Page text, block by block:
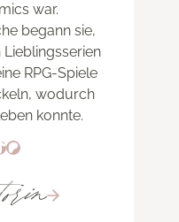
war.
begann sie,
Lieblingsserien
RPG-Spiele
wodurch
konnte.
Patreon